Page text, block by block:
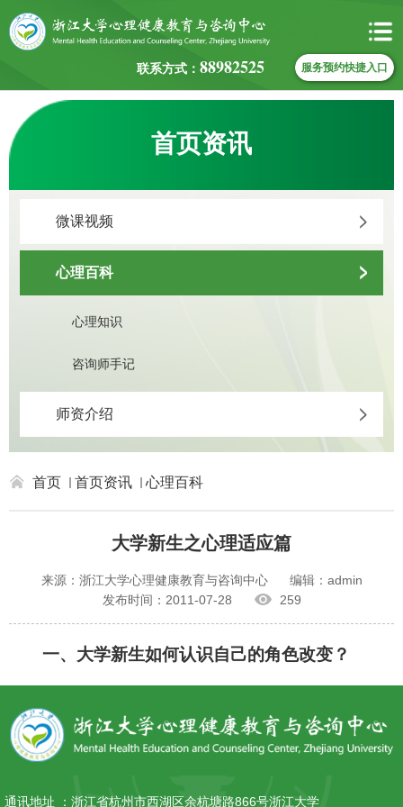
服务预约快捷入口
联系方式： 88982525
首页资讯
微课视频
心理百科
心理知识
咨询师手记
师资介绍
首页 首页资讯 心理百科
大学新生之心理适应篇
来源：浙江大学心理健康教育与咨询中心
编辑：admin
发布时间：2011-07-28
259
一、大学新生如何认识自己的角色改变？
通讯地址 ： 浙江省杭州市西湖区余杭塘路866号浙江大学